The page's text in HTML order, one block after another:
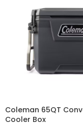
Coleman 65QT
Cooler Box